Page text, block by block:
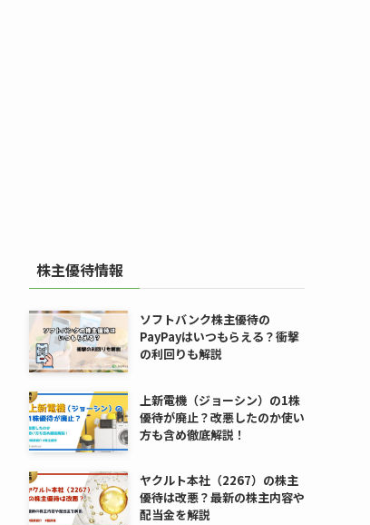
株主優待情報
ソフトバンク株主優待の
PayPayはいつもらえる？衝撃
の利回りも解説
上新電機（ジョーシン）の1株
優待が廃止？改悪したのか使い
方も含め徹底解説！
ヤクルト本社（2267）の株主
優待は改悪？最新の株主内容や
配当金を解説